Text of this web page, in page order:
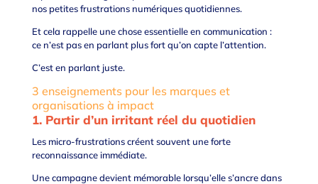
nos petites frustrations numériques quotidiennes.
Et cela rappelle une chose essentielle en communication :
ce n’est pas en parlant plus fort qu’on capte l’attention.
C’est en parlant juste.
3 enseignements pour les marques et
organisations à impact
1. Partir d’un irritant réel du quotidien
Les micro-frustrations créent souvent une forte
reconnaissance immédiate.
Une campagne devient mémorable lorsqu’elle s’ancre dans